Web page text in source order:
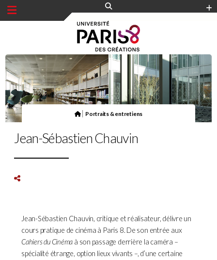
Portraits & entretiens
Jean-Sébastien Chauvin
Jean-Sébastien Chauvin, critique et réalisateur, délivre un
cours pratique de cinéma à Paris 8. De son entrée aux
Cahiers du Cinéma à son passage derrière la caméra –
spécialité étrange, option lieux vivants –, d’une certaine
Panneau de gestion des cookies